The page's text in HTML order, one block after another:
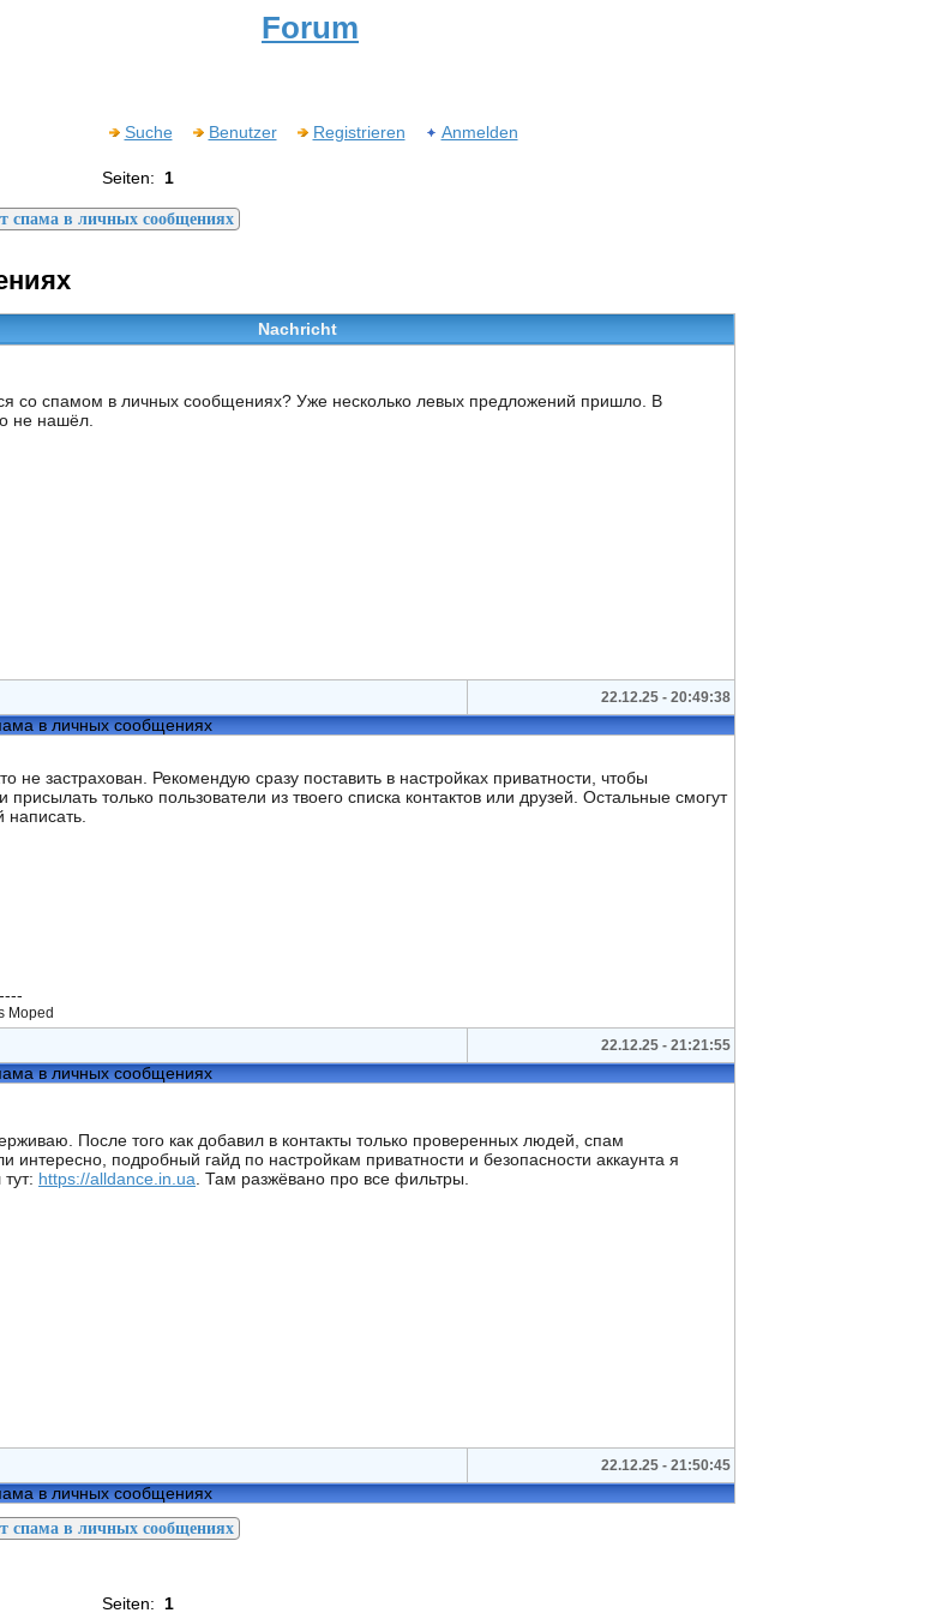
Forum
Suche Benutzer Registrieren Anmelden
Seiten: 1
спама в личных сообщениях
Nachricht
со спамом в личных сообщениях? Уже несколько левых предложений пришло. В
не нашёл.
22.12.25 - 20:49:38
в личных сообщениях
не застрахован. Рекомендую сразу поставить в настройках приватности, чтобы
только пользователи из твоего списка контактов или друзей. Остальные смогут
написать.
Moped
22.12.25 - 21:21:55
в личных сообщениях
После того как добавил в контакты только проверенных людей, спам
интересно, подробный гайд по настройкам приватности и безопасности аккаунта я
https://alldance.in.ua. Там разжёвано про все фильтры.
22.12.25 - 21:50:45
в личных сообщениях
спама в личных сообщениях
Seiten: 1